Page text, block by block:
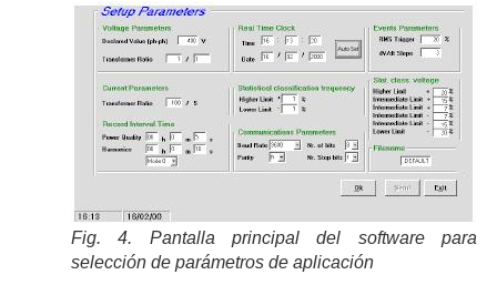
Fig. 4. Pantalla principal del software para
selección de parámetros de aplicación